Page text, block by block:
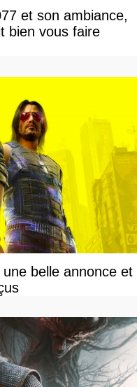
et son ambiance,
bien vous faire
belle annonce et